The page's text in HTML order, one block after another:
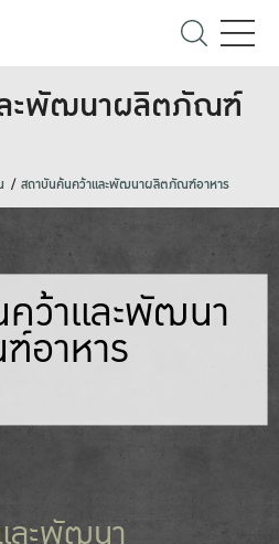
ะพัฒนาผลิตภัณฑ์
สถาบันค้นคว้าและพัฒนาผลิตภัณฑ์อาหาร
ว้าและพัฒนา
อาหาร